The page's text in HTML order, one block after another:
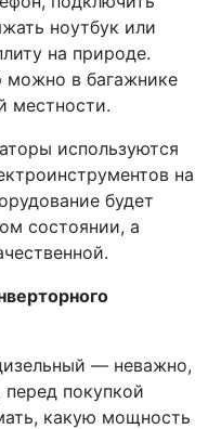
ноутбук или
на природе.
можно в багажнике
местности.
используются
на
будет
состоянии, а
— неважно,
покупкой
какую мощность